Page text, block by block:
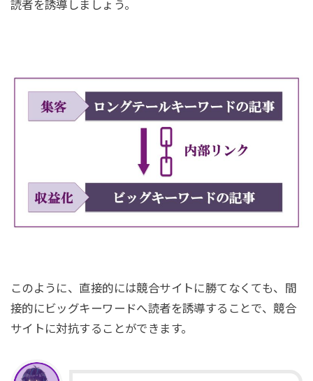
読者を誘導しましょう。
このように、直接的には競合サイトに勝てなくても、間
接的にビッグキーワードへ読者を誘導することで、競合
サイトに対抗することができます。